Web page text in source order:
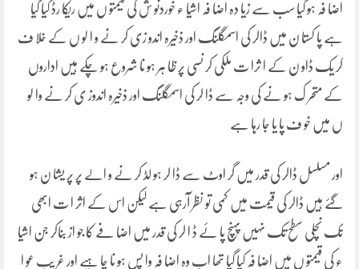
اضا فہ ہو گیا سب سے زیا دہ اضا فہ اشیا ء خوردنو ش کی قیمتو ں میں ریکا رڈ کیا گیا
ہے پا کستا ن میں ڈالر کی اسمگلنگ اور ذخیرہ اندو زی کر نے و ا لو ں کے خلا ف
کر یک ڈاو ن کے ا ثرا ت ملکی کر نسی پر ظا ہر ہو نا شروع ہو چکے ہیں اداروں
کے متحر ک ہو نے کی وجہ سے ڈا لر کی اسمگلنگ اور ذخیرہ اندوز ی کر نے وا لو
ں میں خو ف پا یا جا رہا ہے
اور مسلسل ڈالر کی قدر میں گر اوٹ سے ڈا لر ہو لڈ کر نے و الے پر پر یشا ن ہو
گئے ہیں ڈالر کی قیمت میں کمی تو نظر آرہی ہے لیکن اس کے اثر ا ت ابھی
تک نچلی سطح تک نہیں پہنچ پا ئے ڈ ا لر کی قدر میں اضا فے کا جو از بناکر جن اشیا
ء کی قیمتو ں میں اضا فہ کیا گیا تھا اب وہ اضا فہ وا پس ہو نا چا ہیے اور غر یب عو ا